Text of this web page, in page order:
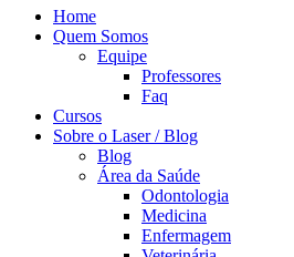
Home
Quem Somos
Equipe
Professores
Faq
Cursos
Sobre o Laser / Blog
Blog
Área da Saúde
Odontologia
Medicina
Enfermagem